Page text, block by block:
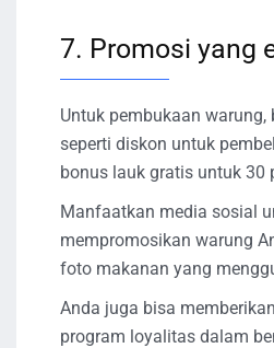
7. Promosi yang
Untuk pembukaan warung,
seperti diskon untuk
bonus lauk gratis untuk 30
Manfaatkan media sosial
mempromosikan warung
foto makanan yang
Anda juga bisa
program loyalitas dalam